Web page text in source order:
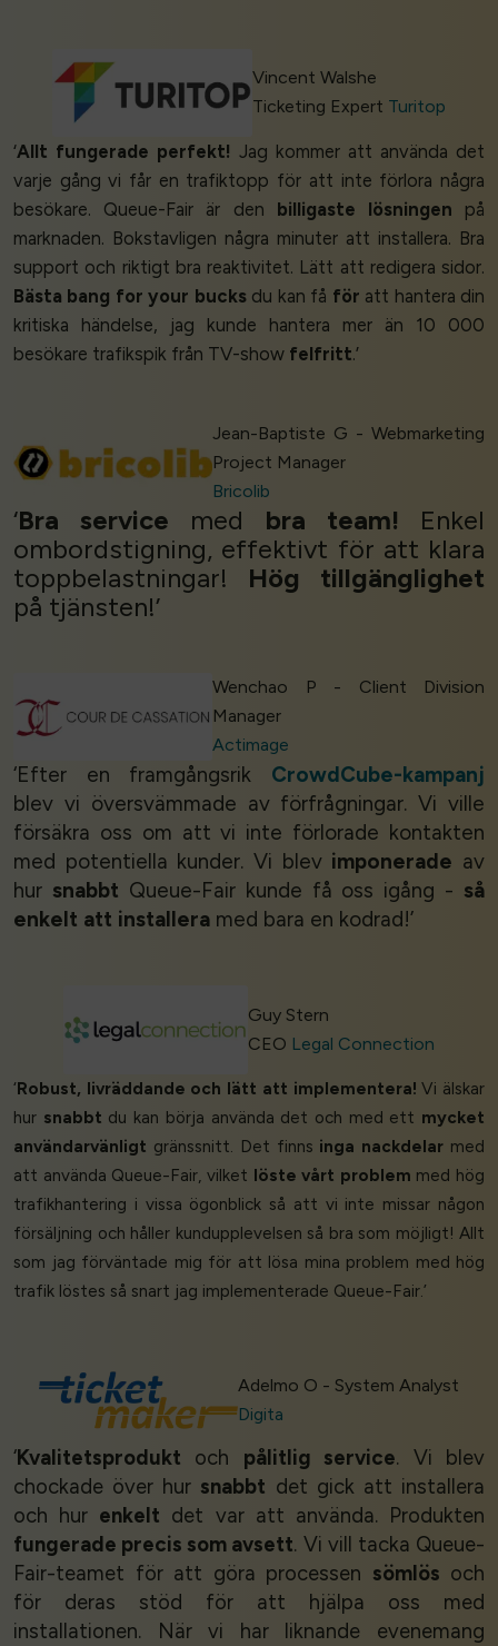
Vincent Walshe
Ticketing Expert Turitop
‘Allt fungerade perfekt! Jag kommer att använda det
varje gång vi får en trafiktopp för att inte förlora några
besökare. Queue-Fair är den billigaste lösningen på
marknaden. Bokstavligen några minuter att installera. Bra
support och riktigt bra reaktivitet. Lätt att redigera sidor.
Bästa bang for your bucksdu kan få för att hantera din
kritiska händelse, jag kunde hantera mer än 10 000
besökare trafikspik från TV-show felfritt.’
Jean-Baptiste G - Webmarketing
Project Manager
Bricolib
‘Bra service med bra team! Enkel
ombordstigning, effektivt för att klara
toppbelastningar! Hög tillgänglighet
på tjänsten!’
Wenchao P - Client Division
Manager
Actimage
‘Efter en framgångsrik CrowdCube-kampanj
blev vi översvämmade av förfrågningar. Vi ville
försäkra oss om att vi inte förlorade kontakten
med potentiella kunder. Vi blev imponerade av
hur snabbt Queue-Fair kunde få oss igång - så
enkelt att installera med bara en kodrad!’
Guy Stern
CEO Legal Connection
‘Robust, livräddande och lätt att implementera! Vi älskar
hur snabbt du kan börja använda det och med ett mycket
användarvänligt gränssnitt. Det finns inga nackdelar med
att använda Queue-Fair, vilket löste vårt problem med hög
trafikhantering i vissa ögonblick så att vi inte missar någon
försäljning och håller kundupplevelsen så bra som möjligt! Allt
som jag förväntade mig för att lösa mina problem med hög
trafik löstes så snart jag implementerade Queue-Fair.’
Adelmo O - System Analyst
Digita
‘Kvalitetsprodukt och pålitlig service. Vi blev
chockade över hur snabbt det gick att installera
och hur enkelt det var att använda. Produkten
fungerade precis som avsett. Vi vill tacka Queue-
Fair-teamet för att göra processen sömlös och
för deras stöd för att hjälpa oss med
installationen. När vi har liknande evenemang